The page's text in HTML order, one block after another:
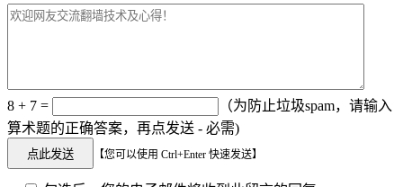
8 + 7 =
（为防止垃圾spam，请输入
算术题的正确答案，再点发送 - 必需)
【您可以使用 Ctrl+Enter 快速发送】